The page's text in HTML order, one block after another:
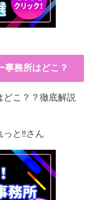
事務所はどこ？
こ？？徹底解説
っと‼︎さん